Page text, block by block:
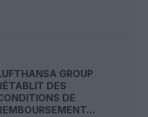
GROUP
DES
DE